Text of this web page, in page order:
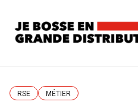
RSE MÉTIER